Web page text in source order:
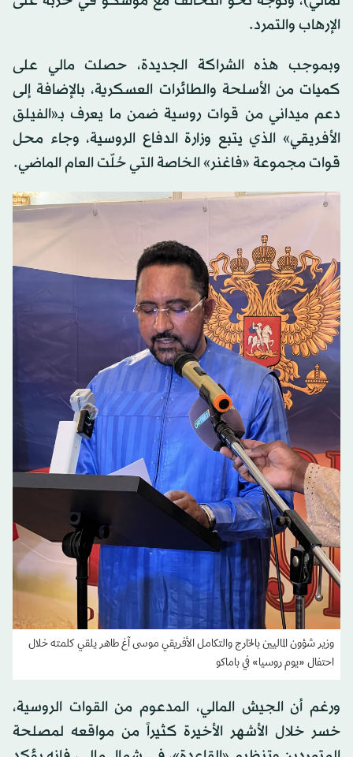
الإرهاب والتمرد.
وبموجب هذه الشراكة الجديدة، حصلت مالي على
كميات من الأسلحة والطائرات العسكرية، بالإضافة إلى
دعم ميداني من قوات روسية ضمن ما يعرف بـ«الفيلق
الأفريقي» الذي يتبع وزارة الدفاع الروسية، وجاء محل
قوات مجموعة «فاغنر» الخاصة التي حُلّت العام الماضي.
وزير شؤون الماليين بالخارج والتكامل الأفريقي موسى آغ طاهر يلقي كلمته خلال
احتفال «يوم روسيا» في باماكو
ورغم أن الجيش المالي، المدعوم من القوات الروسية،
خسر خلال الأشهر الأخيرة كثيراً من مواقعه لمصلحة